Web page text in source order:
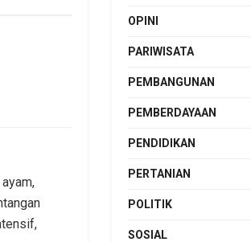
OPINI
PARIWISATA
PEMBANGUNAN
PEMBERDAYAAN
PENDIDIKAN
PERTANIAN
POLITIK
SOSIAL